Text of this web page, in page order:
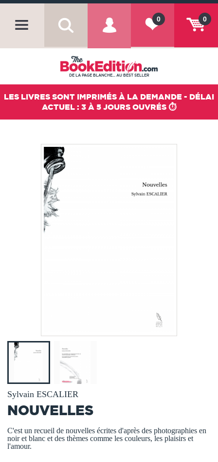
0
0
DE LA PAGE BLANCHE... AU BEST SELLER
LES LIVRES SONT IMPRIMÉS À LA DEMANDE - DÉLAI
ACTUEL : 3 À 5 JOURS OUVRÉS ⏱️
Sylvain ESCALIER
NOUVELLES
C'est un recueil de nouvelles écrites d'après des photographies en
noir et blanc et des thèmes comme les couleurs, les plaisirs et
l'amour.